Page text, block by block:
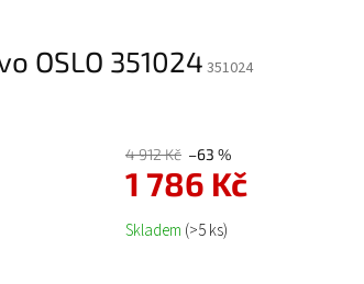
OSLO 351024 351024
4 912 Kč –63 %
1 786 Kč
Měrná cena:
Skladem (>5 ks)